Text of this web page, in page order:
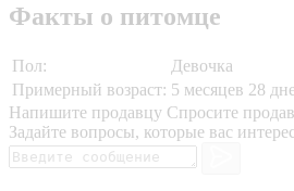
Факты о питомце
Пол:
Девочка
Примерный возраст: 5 месяцев 28
Напишите продавцу Спросите
Задайте вопросы, которые вас